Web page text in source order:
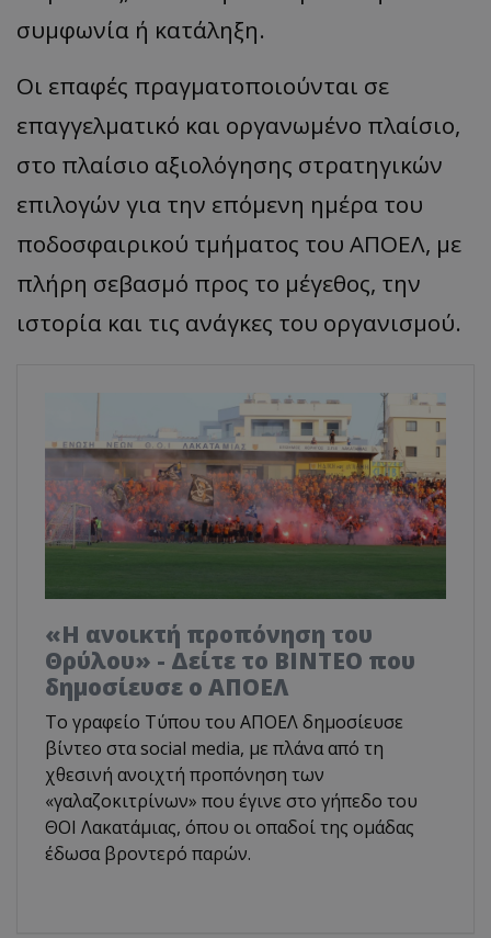
συμφωνία ή κατάληξη.
Οι επαφές πραγματοποιούνται σε
επαγγελματικό και οργανωμένο πλαίσιο,
στο πλαίσιο αξιολόγησης στρατηγικών
επιλογών για την επόμενη ημέρα του
ποδοσφαιρικού τμήματος του ΑΠΟΕΛ, με
πλήρη σεβασμό προς το μέγεθος, την
ιστορία και τις ανάγκες του οργανισμού.
«Η ανοικτή προπόνηση του
Θρύλου» - Δείτε το ΒΙΝΤΕΟ που
δημοσίευσε ο ΑΠΟΕΛ
Το γραφείο Τύπου του ΑΠΟΕΛ δημοσίευσε
βίντεο στα social media, με πλάνα από τη
χθεσινή ανοιχτή προπόνηση των
«γαλαζοκιτρίνων» που έγινε στο γήπεδο του
ΘΟΙ Λακατάμιας, όπου οι οπαδοί της ομάδας
έδωσα βροντερό παρών.